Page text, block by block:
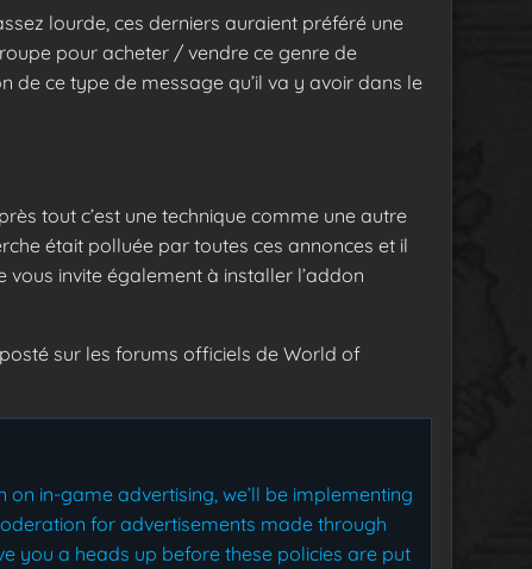
lourde, ces derniers auraient préféré une
pour acheter / vendre ce genre de
de ce type de message qu’il va y avoir dans le
tout c’est une technique comme une autre
était polluée par toutes ces annonces et il
invite également à installer l’addon
sur les forums officiels de World of
in-game advertising, we’ll be implementing
for advertisements made through
you a heads up before these policies are put